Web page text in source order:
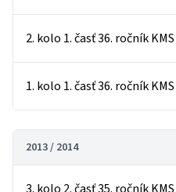
2. kolo 1. časť 36. ročník KMS
1. kolo 1. časť 36. ročník KMS
2013 / 2014